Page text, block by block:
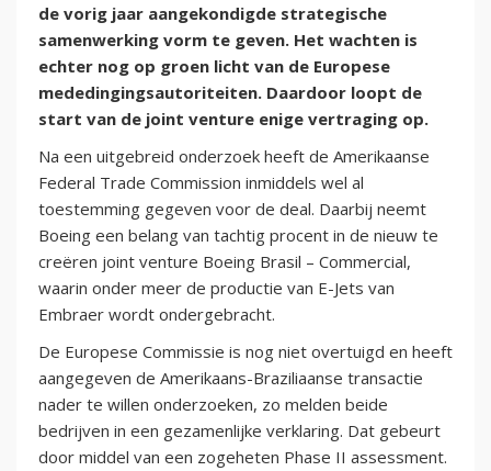
de vorig jaar aangekondigde strategische
samenwerking vorm te geven. Het wachten is
echter nog op groen licht van de Europese
mededingingsautoriteiten. Daardoor loopt de
start van de joint venture enige vertraging op.
Na een uitgebreid onderzoek heeft de Amerikaanse
Federal Trade Commission inmiddels wel al
toestemming gegeven voor de deal. Daarbij neemt
Boeing een belang van tachtig procent in de nieuw te
creëren joint venture Boeing Brasil – Commercial,
waarin onder meer de productie van E-Jets van
Embraer wordt ondergebracht.
De Europese Commissie is nog niet overtuigd en heeft
aangegeven de Amerikaans-Braziliaanse transactie
nader te willen onderzoeken, zo melden beide
bedrijven in een gezamenlijke verklaring. Dat gebeurt
door middel van een zogeheten Phase II assessment.